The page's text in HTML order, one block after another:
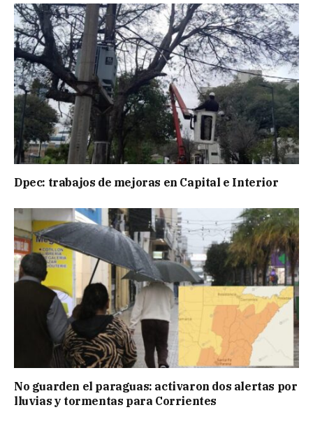
Dpec: trabajos de mejoras en Capital e Interior
No guarden el paraguas: activaron dos alertas por
lluvias y tormentas para Corrientes